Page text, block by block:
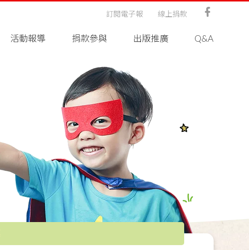
活動報導 捐款參與 出版推廣 Q&A
訂閱電子報 線上捐款